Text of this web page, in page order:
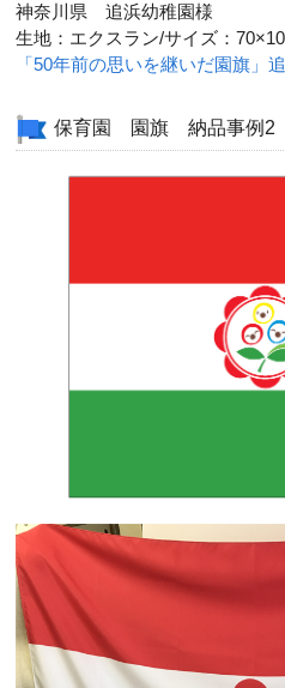
神奈川県 追浜幼稚園様
生地：エクスラン/サイズ：
「50年前の思いを継いだ園旗」
保育園 園旗 納品事例2